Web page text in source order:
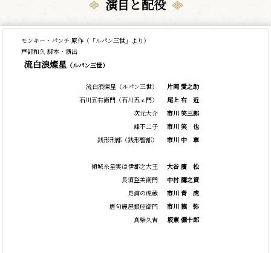
演目と配役
モンキー・パンチ 原作（「ルパン三世」より）
戸部和久 脚本・演出
流白浪燦星 （ルパン三世）
流白浪燦星（ルパン三世）
石川五右衛門（石川五ェ門）
次元大介
峰不二子
銭形刑部（銭形警部）
傾城糸星実は伊都之大王
長須登美衛門
見浦の虎蔵
唐句麗屋銀座衛門
真柴久吉
片岡 愛之助
尾上 右
近
市川 笑三郎
市川 笑
也
市川 中 車
大谷 廣
松
中村 鷹之資
市川 青
虎
市川 猿
弥
坂東 彌十郎